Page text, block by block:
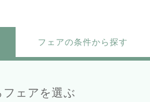
フェアの条件から探す
フェアを選ぶ